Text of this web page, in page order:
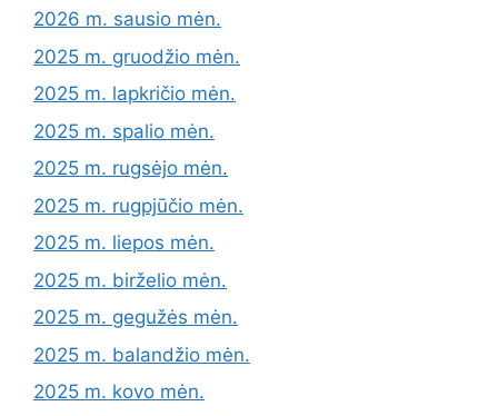
2026 m. sausio mėn.
2025 m. gruodžio mėn.
2025 m. lapkričio mėn.
2025 m. spalio mėn.
2025 m. rugsėjo mėn.
2025 m. rugpjūčio mėn.
2025 m. liepos mėn.
2025 m. birželio mėn.
2025 m. gegužės mėn.
2025 m. balandžio mėn.
2025 m. kovo mėn.